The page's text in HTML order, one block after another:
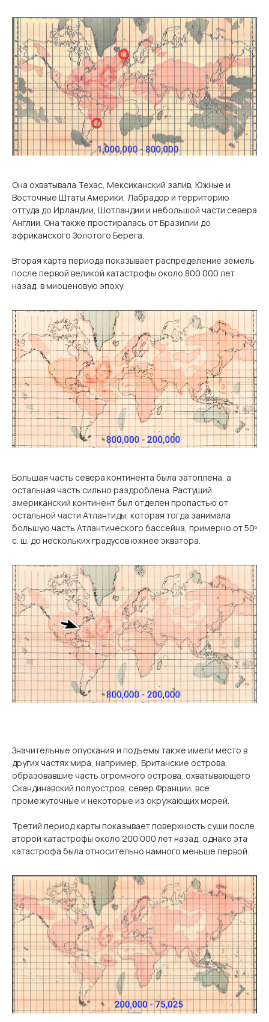
Она охватывала Техас, Мексиканский залив, Южные и
Восточные Штаты Америки, Лабрадор и территорию
оттуда до Ирландии, Шотландии и небольшой части севера
Англии. Она также простиралась от Бразилии до
африканского Золотого Берега.
Вторая карта периода показывает распределение земель
после первой великой катастрофы около 800 000 лет
назад, в миоценовую эпоху.
Большая часть севера континента была затоплена, а
остальная часть сильно раздроблена. Растущий
американский континент был отделен пропастью от
остальной части Атлантиды, которая тогда занимала
большую часть Атлантического бассейна, примерно от 50º
с. ш. до нескольких градусов южнее экватора.
Значительные опускания и подъемы также имели место в
других частях мира, например, Британские острова,
образовавшие часть огромного острова, охватывающего
Скандинавский полуостров, север Франции, все
промежуточные и некоторые из окружающих морей.
Третий период карты показывает поверхность суши после
второй катастрофы около 200 000 лет назад, однако эта
катастрофа была относительно намного меньше первой.